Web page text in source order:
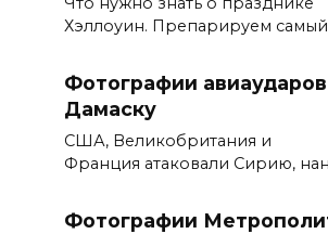
Хэллоуин. Препарируем самый
Фотографии
Дамаску
США, Великобритания и
Франция атаковали Сирию,
Фотографии